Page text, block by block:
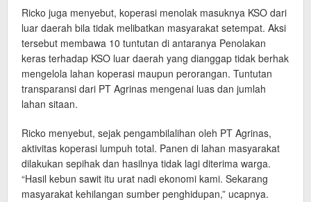
Ricko juga menyebut, koperasi menolak masuknya KSO dari
luar daerah bila tidak melibatkan masyarakat setempat. Aksi
tersebut membawa 10 tuntutan di antaranya Penolakan
keras terhadap KSO luar daerah yang dianggap tidak berhak
mengelola lahan koperasi maupun perorangan. Tuntutan
transparansi dari PT Agrinas mengenai luas dan jumlah
lahan sitaan.
Ricko menyebut, sejak pengambilalihan oleh PT Agrinas,
aktivitas koperasi lumpuh total. Panen di lahan masyarakat
dilakukan sepihak dan hasilnya tidak lagi diterima warga.
“Hasil kebun sawit itu urat nadi ekonomi kami. Sekarang
masyarakat kehilangan sumber penghidupan,” ucapnya.